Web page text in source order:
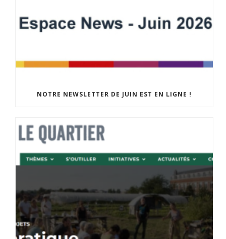
NOTRE NEWSLETTER DE JUIN EST EN LIGNE !